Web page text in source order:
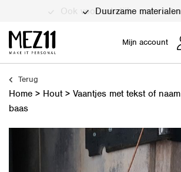
Duurzame materialen
Mijn account
Terug
Home > Hout> Vaantjes met tekst of naam
baas